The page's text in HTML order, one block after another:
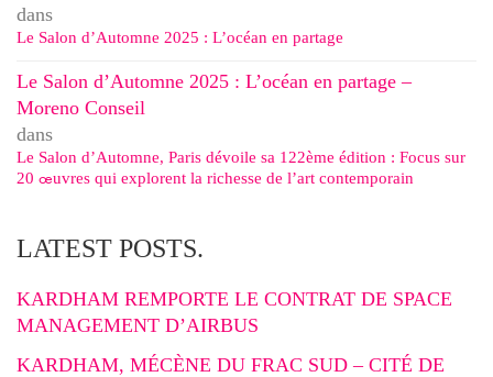
dans
Le Salon d’Automne 2025 : L’océan en partage
Le Salon d’Automne 2025 : L’océan en partage –
Moreno Conseil
dans
Le Salon d’Automne, Paris dévoile sa 122ème édition : Focus sur
20 œuvres qui explorent la richesse de l’art contemporain
LATEST POSTS.
KARDHAM REMPORTE LE CONTRAT DE SPACE
MANAGEMENT D’AIRBUS
KARDHAM, MÉCÈNE DU FRAC SUD – CITÉ DE